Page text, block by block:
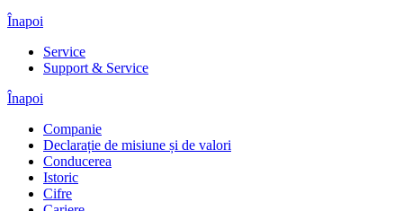
Înapoi
Service
Support & Service
Înapoi
Companie
Declarație de misiune și de valori
Conducerea
Istoric
Cifre